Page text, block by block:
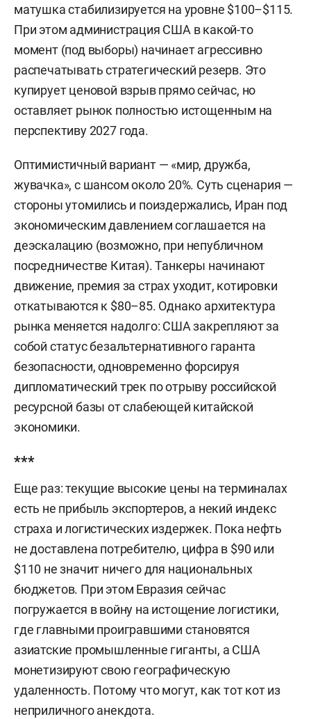
матушка стабилизируется на уровне $100–$115.
При этом администрация США в какой-то
момент (под выборы) начинает агрессивно
распечатывать стратегический резерв. Это
купирует ценовой взрыв прямо сейчас, но
оставляет рынок полностью истощенным на
перспективу 2027 года.
Оптимистичный вариант — «мир, дружба,
жувачка», с шансом около 20%. Суть сценария —
стороны утомились и поиздержались, Иран под
экономическим давлением соглашается на
деэскалацию (возможно, при непубличном
посредничестве Китая). Танкеры начинают
движение, премия за страх уходит, котировки
откатываются к $80–85. Однако архитектура
рынка меняется надолго: США закрепляют за
собой статус безальтернативного гаранта
безопасности, одновременно форсируя
дипломатический трек по отрыву российской
ресурсной базы от слабеющей китайской
экономики.
***
Еще раз: текущие высокие цены на терминалах
есть не прибыль экспортеров, а некий индекс
страха и логистических издержек. Пока нефть
не доставлена потребителю, цифра в $90 или
$110 не значит ничего для национальных
бюджетов. При этом Евразия сейчас
погружается в войну на истощение логистики,
где главными проигравшими становятся
азиатские промышленные гиганты, а США
монетизируют свою географическую
удаленность. Потому что могут, как тот кот из
неприличного анекдота.